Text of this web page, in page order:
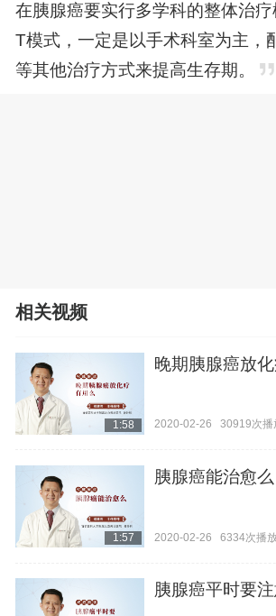
在胰腺癌要实行多学科的整体治
T模式，一定是以手术科室为主，
等其他治疗方式来提高生存期。
相关视频
1:58
晚期胰腺癌放
2020-02-26 30919次播
1:57
胰腺癌能治愈么
2020-02-26 6334次播
胰腺癌平时要